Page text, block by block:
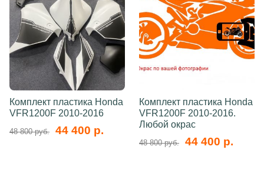
Комплект пластика Honda
VFR1200F 2010-2016
48 800 руб. 44 400 р.
Комплект пластика Honda
VFR1200F 2010-2016.
Любой окрас
48 800 руб. 44 400 р.